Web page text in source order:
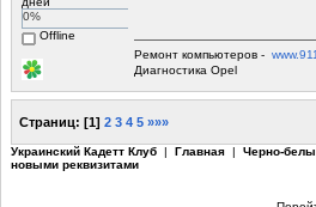
0%
Offline
Ремонт компьютеров -
Диагностика Opel
Страниц: [1] 2 3 4 5 »»»
Украинский Кадетт Клуб | Главная | Черно-
новыми реквизитами